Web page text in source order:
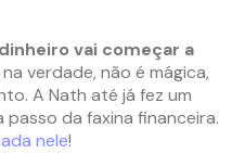
vai começar a
verdade, não é mágica,
A Nath até já fez um
da faxina financeira.
nele!